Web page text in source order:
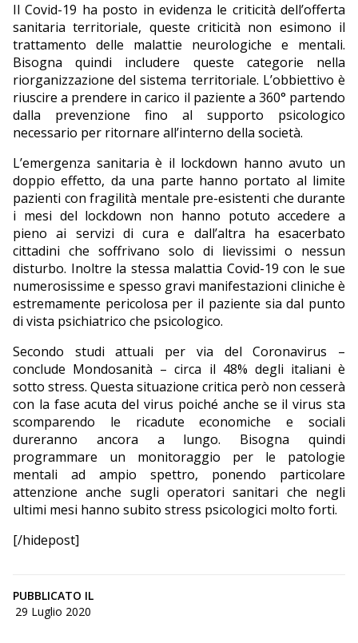
Il Covid-19 ha posto in evidenza le criticità dell’offerta
sanitaria territoriale, queste criticità non esimono il
trattamento delle malattie neurologiche e mentali.
Bisogna quindi includere queste categorie nella
riorganizzazione del sistema territoriale. L’obbiettivo è
riuscire a prendere in carico il paziente a 360° partendo
dalla prevenzione fino al supporto psicologico
necessario per ritornare all’interno della società.
L’emergenza sanitaria è il lockdown hanno avuto un
doppio effetto, da una parte hanno portato al limite
pazienti con fragilità mentale pre-esistenti che durante
i mesi del lockdown non hanno potuto accedere a
pieno ai servizi di cura e dall’altra ha esacerbato
cittadini che soffrivano solo di lievissimi o nessun
disturbo. Inoltre la stessa malattia Covid-19 con le sue
numerosissime e spesso gravi manifestazioni cliniche è
estremamente pericolosa per il paziente sia dal punto
di vista psichiatrico che psicologico.
Secondo studi attuali per via del Coronavirus –
conclude Mondosanità – circa il 48% degli italiani è
sotto stress. Questa situazione critica però non cesserà
con la fase acuta del virus poiché anche se il virus sta
scomparendo le ricadute economiche e sociali
dureranno ancora a lungo. Bisogna quindi
programmare un monitoraggio per le patologie
mentali ad ampio spettro, ponendo particolare
attenzione anche sugli operatori sanitari che negli
ultimi mesi hanno subito stress psicologici molto forti.
[/hidepost]
PUBBLICATO IL
29 Luglio 2020